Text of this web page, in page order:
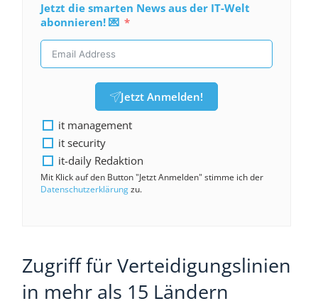
Jetzt die smarten News aus der IT-Welt
abonnieren! 💌
Jetzt Anmelden!
it management
it security
it-daily Redaktion
Mit Klick auf den Button "Jetzt Anmelden" stimme ich der
Datenschutzerklärungzu.
Zugriff für Verteidigungslinien
in mehr als 15 Ländern